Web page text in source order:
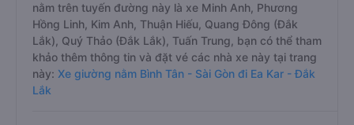
nằm trên tuyến đường này là xe Minh Anh, Phương
Hồng Linh, Kim Anh, Thuận Hiếu, Quang Đông (Đắk
Lắk), Quý Thảo (Đắk Lắk), Tuấn Trung, bạn có thể tham
khảo thêm thông tin và đặt vé các nhà xe này tại trang
này: Xe giường nằm Bình Tân - Sài Gòn đi Ea Kar - Đắk
Lắk